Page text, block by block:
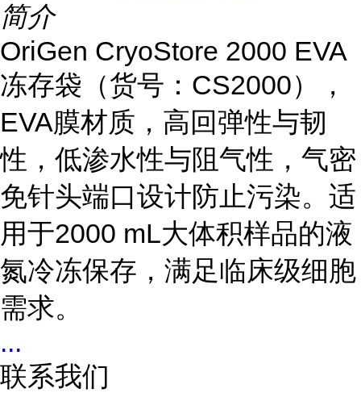
简介
OriGen CryoStore 2000 EVA
冻存袋（货号：CS2000），
EVA膜材质，高回弹性与韧
性，低渗水性与阻气性，气密
免针头端口设计防止污染。适
用于2000 mL大体积样品的液
氮冷冻保存，满足临床级细胞
需求。
...
联系我们